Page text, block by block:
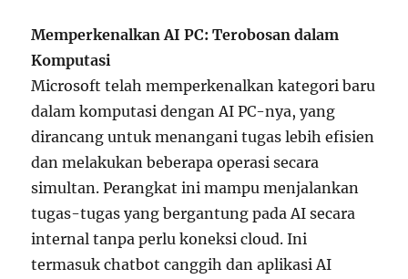
Memperkenalkan AI PC: Terobosan dalam
Komputasi
Microsoft telah memperkenalkan kategori baru
dalam komputasi dengan AI PC-nya, yang
dirancang untuk menangani tugas lebih efisien
dan melakukan beberapa operasi secara
simultan. Perangkat ini mampu menjalankan
tugas-tugas yang bergantung pada AI secara
internal tanpa perlu koneksi cloud. Ini
termasuk chatbot canggih dan aplikasi AI